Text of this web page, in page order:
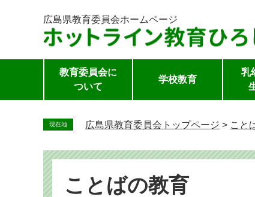
広島県教育委員会ホームページ
教育委員会に
ついて
学校教育
乳
現在地 広島県教育委員会トップページ > こと
ことばの教育